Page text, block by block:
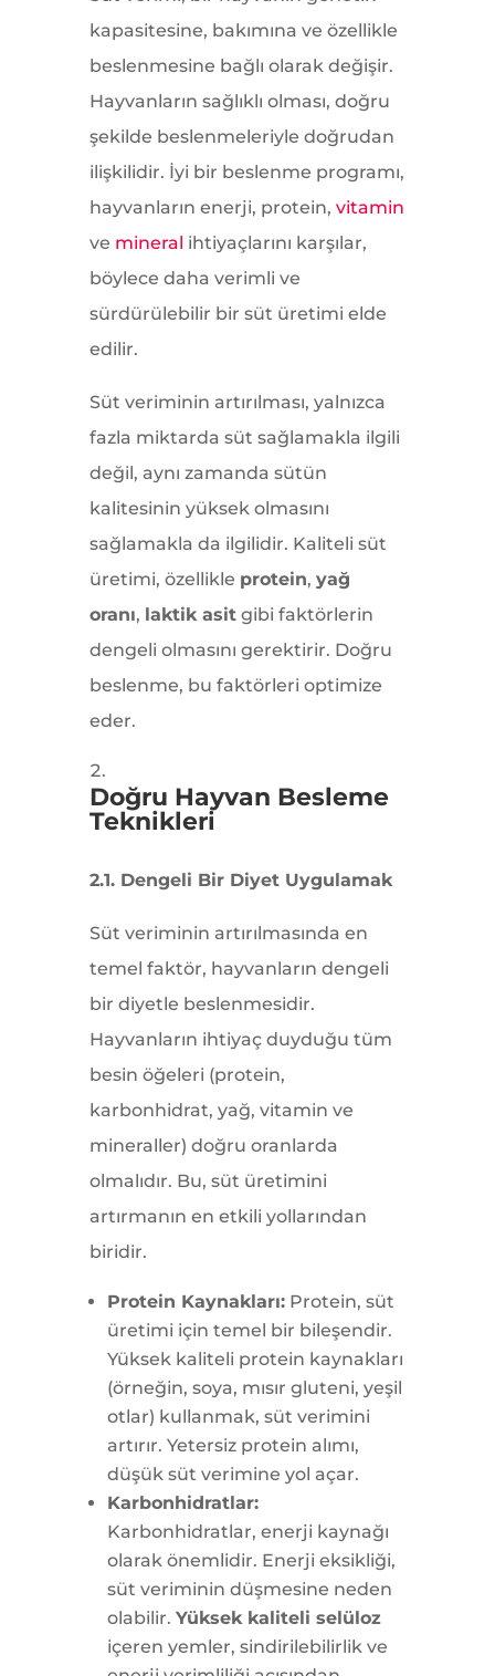
kapasitesine, bakımına ve özellikle
beslenmesine bağlı olarak değişir.
Hayvanların sağlıklı olması, doğru
şekilde beslenmeleriyle doğrudan
ilişkilidir. İyi bir beslenme programı,
hayvanların enerji, protein, vitamin
ve mineral ihtiyaçlarını karşılar,
böylece daha verimli ve
sürdürülebilir bir süt üretimi elde
edilir.
Süt veriminin artırılması, yalnızca
fazla miktarda süt sağlamakla ilgili
değil, aynı zamanda sütün
kalitesinin yüksek olmasını
sağlamakla da ilgilidir. Kaliteli süt
üretimi, özellikle protein, yağ
oranı, laktik asitgibi faktörlerin
dengeli olmasını gerektirir. Doğru
beslenme, bu faktörleri optimize
eder.
Doğru Hayvan Besleme
Teknikleri
2.1. Dengeli Bir Diyet Uygulamak
Süt veriminin artırılmasında en
temel faktör, hayvanların dengeli
bir diyetle beslenmesidir.
Hayvanların ihtiyaç duyduğu tüm
besin öğeleri (protein,
karbonhidrat, yağ, vitamin ve
mineraller) doğru oranlarda
olmalıdır. Bu, süt üretimini
artırmanın en etkili yollarından
biridir.
Protein Kaynakları:Protein, süt
üretimi için temel bir bileşendir.
Yüksek kaliteli protein kaynakları
(örneğin, soya, mısır gluteni, yeşil
otlar) kullanmak, süt verimini
artırır. Yetersiz protein alımı,
düşük süt verimine yol açar.
Karbonhidratlar:
Karbonhidratlar, enerji kaynağı
olarak önemlidir. Enerji eksikliği,
süt veriminin düşmesine neden
olabilir. Yüksek kaliteli selüloz
içeren yemler, sindirilebilirlik ve